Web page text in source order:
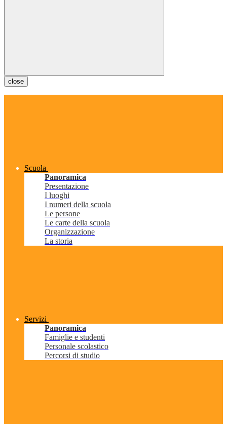
close
Scuola
Panoramica
Presentazione
I luoghi
I numeri della scuola
Le persone
Le carte della scuola
Organizzazione
La storia
Servizi
Panoramica
Famiglie e studenti
Personale scolastico
Percorsi di studio